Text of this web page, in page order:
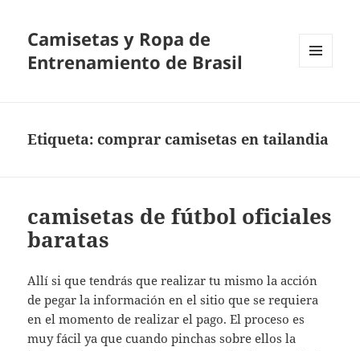
Camisetas y Ropa de
Entrenamiento de Brasil
Etiqueta:comprar camisetas en tailandia
camisetas de fútbol oficiales
baratas
Allí si que tendrás que realizar tu mismo la acción
de pegar la información en el sitio que se requiera
en el momento de realizar el pago. El proceso es
muy fácil ya que cuando pinchas sobre ellos la